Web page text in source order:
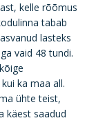
kelle rõõmus
tabab
lasteks
vaid 48 tundi.
ka maa all.
ühte teist,
käest saadud